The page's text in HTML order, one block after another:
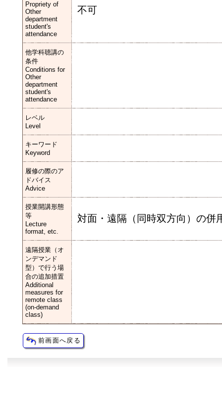
Propriety of
Other
department
student's
attendance
不可
他学科聴講の
条件
Conditions for
Other
department
student's
attendance
レベル
Level
キーワード
Keyword
履修の際のア
ドバイス
Advice
授業開講形態
等
Lecture
format, etc.
対面・遠隔（同時双方向）の併
遠隔授業（オ
ンデマンド
型）で行う場
合の追加措置
Additional
measures for
remote class
(on-demand
class)